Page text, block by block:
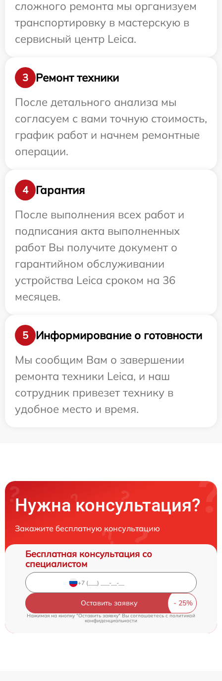
сложного ремонта мы организуем
транспортировку в мастерскую в
сервисный центр Leica.
3
Ремонт техники
После детального анализа мы
согласуем с вами точную стоимость,
график работ и начнем ремонтные
операции.
4
Гарантия
После выполнения всех работ и
подписания акта выполненных
работ Вы получите документ о
гарантийном обслуживании
устройства Leica сроком на 36
месяцев.
5
Информирование о готовности
Мы сообщим Вам о завершении
ремонта техники Leica, и наш
сотрудник привезет технику в
удобное место и время.
Нужна консультация?
Закажите бесплатную консультацию
Бесплатная консультация со
специалистом
Оставить заявку
Нажимая на кнопку "Оставить заявку" Вы соглашаетесь cполитикой
конфиденциальности